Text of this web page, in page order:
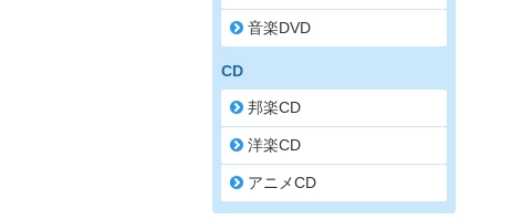
音楽DVD
CD
邦楽CD
洋楽CD
アニメCD